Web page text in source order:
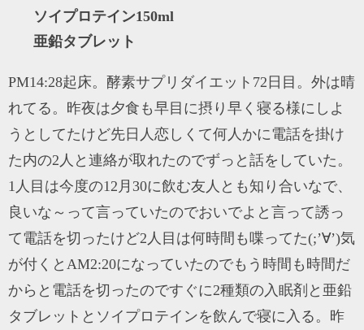
ソイプロテイン150ml
亜鉛タブレット
PM14:28起床。酵素サプリダイエット72日目。外は晴
れてる。昨夜は夕食も早目に摂り早く寝る様にしよ
うとしてたけど先日人恋しくて何人かに電話を掛け
た内の2人と連絡が取れたのでずっと話をしていた。
1人目は今度の12月30に飲む友人とも知り合いなで、
良いな～って言っていたのでおいでよと言って誘っ
て電話を切ったけど2人目は何時間も喋ってた(;’∀’)気
が付くとAM2:20になっていたのでもう時間も時間だ
からと電話を切ったのですぐに2種類の入眠剤と亜鉛
タブレットとソイプロテインを飲んで寝に入る。昨